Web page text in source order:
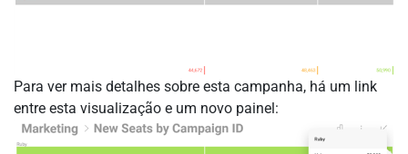
Para ver mais detalhes sobre esta campanha, há um link
entre esta visualização e um novo painel: